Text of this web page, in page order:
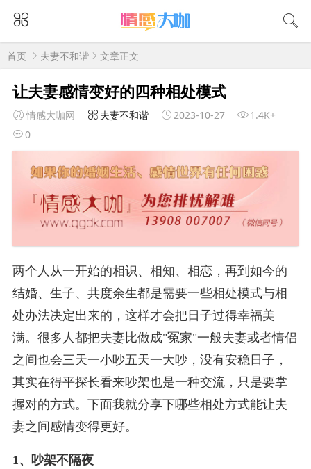
首页 夫妻不和谐 文章正文
让夫妻感情变好的四种相处模式
情感大咖网 夫妻不和谐 2023-10-27
1.4K+
0
两个人从一开始的相识、相知、相恋，再到如今的
结婚、生子、共度余生都是需要一些相处模式与相
处办法决定出来的，这样才会把日子过得幸福美
满。很多人都把夫妻比做成"冤家"一般夫妻或者情侣
之间也会三天一小吵五天一大吵，没有安稳日子，
其实在得平探长看来吵架也是一种交流，只是要掌
握对的方式。下面我就分享下哪些相处方式能让夫
妻之间感情变得更好。
1、吵架不隔夜